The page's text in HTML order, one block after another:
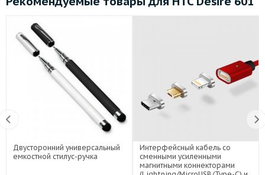
Двусторонний универсальный
емкостной стилус-ручка
Интерфейсный кабель со
сменными усиленными
магнитными коннекторами